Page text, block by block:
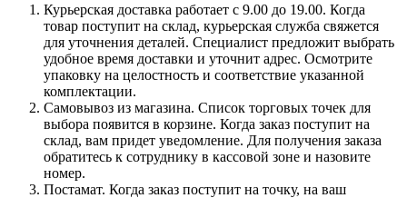
Курьерская доставка работает с 9.00 до 19.00. Когда
товар поступит на склад, курьерская служба свяжется
для уточнения деталей. Специалист предложит выбрать
удобное время доставки и уточнит адрес. Осмотрите
упаковку на целостность и соответствие указанной
комплектации.
Самовывоз из магазина. Список торговых точек для
выбора появится в корзине. Когда заказ поступит на
склад, вам придет уведомление. Для получения заказа
обратитесь к сотруднику в кассовой зоне и назовите
номер.
Постамат. Когда заказ поступит на точку, на ваш